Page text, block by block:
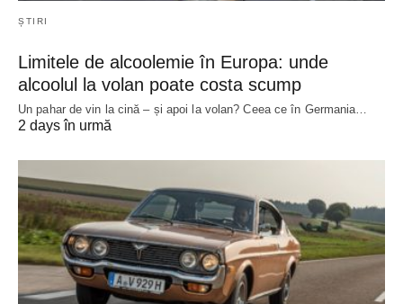
ȘTIRI
Limitele de alcoolemie în Europa: unde
alcoolul la volan poate costa scump
Un pahar de vin la cină – și apoi la volan? Ceea ce în Germania…
2 days în urmă